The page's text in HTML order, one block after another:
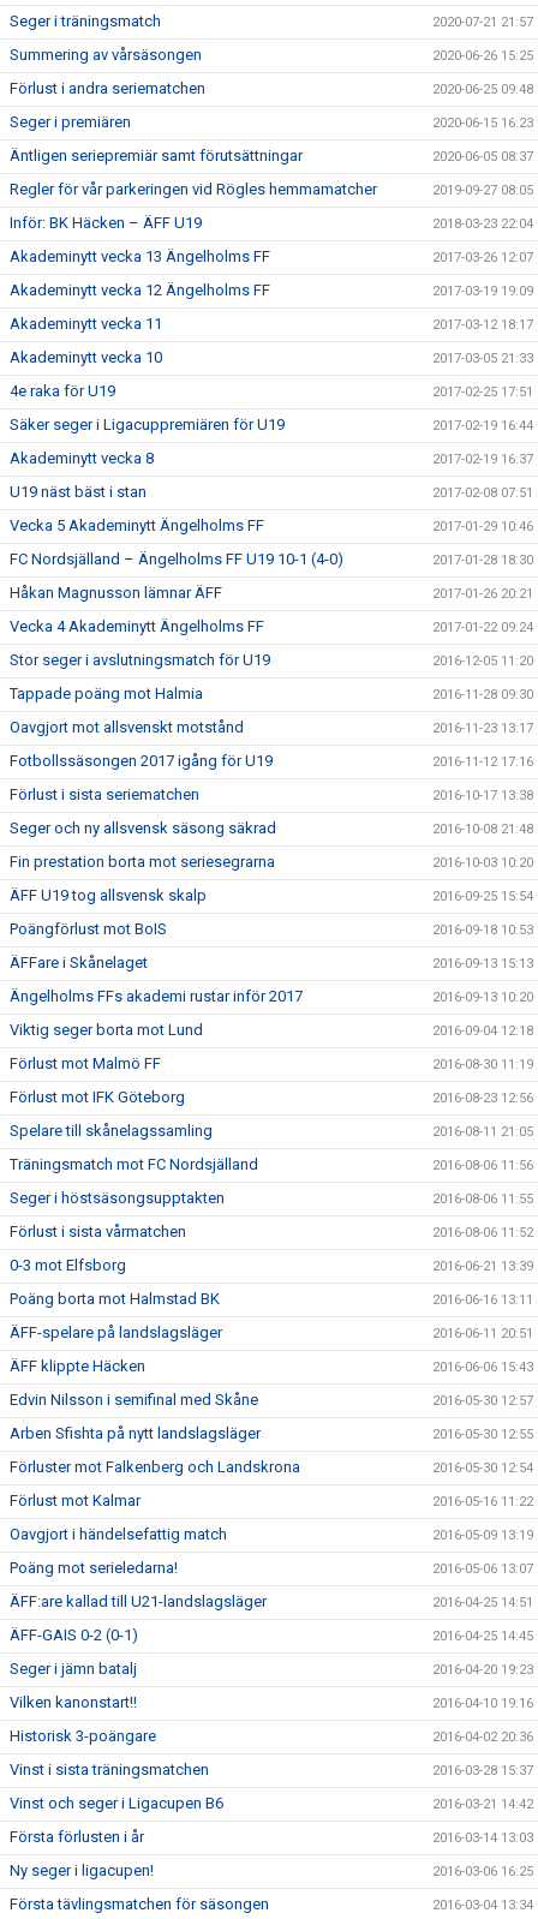
Seger i träningsmatch 2020-07-21 21:57
Summering av vårsäsongen 2020-06-26 15:25
Förlust i andra seriematchen 2020-06-25 09:48
Seger i premiären 2020-06-15 16:23
Äntligen seriepremiär samt förutsättningar 2020-06-05 08:37
Regler för vår parkeringen vid Rögles hemmamatcher 2019-09-27 08:05
Inför: BK Häcken – ÄFF U19 2018-03-23 22:04
Akademinytt vecka 13 Ängelholms FF 2017-03-26 12:07
Akademinytt vecka 12 Ängelholms FF 2017-03-19 19:09
Akademinytt vecka 11 2017-03-12 18:17
Akademinytt vecka 10 2017-03-05 21:33
4e raka för U19 2017-02-25 17:51
Säker seger i Ligacuppremiären för U19 2017-02-19 16:44
Akademinytt vecka 8 2017-02-19 16:37
U19 näst bäst i stan 2017-02-08 07:51
Vecka 5 Akademinytt Ängelholms FF 2017-01-29 10:46
FC Nordsjälland – Ängelholms FF U19 10-1 (4-0) 2017-01-28 18:30
Håkan Magnusson lämnar ÄFF 2017-01-26 20:21
Vecka 4 Akademinytt Ängelholms FF 2017-01-22 09:24
Stor seger i avslutningsmatch för U19 2016-12-05 11:20
Tappade poäng mot Halmia 2016-11-28 09:30
Oavgjort mot allsvenskt motstånd 2016-11-23 13:17
Fotbollssäsongen 2017 igång för U19 2016-11-12 17:16
Förlust i sista seriematchen 2016-10-17 13:38
Seger och ny allsvensk säsong säkrad 2016-10-08 21:48
Fin prestation borta mot seriesegrarna 2016-10-03 10:20
ÄFF U19 tog allsvensk skalp 2016-09-25 15:54
Poängförlust mot BoIS 2016-09-18 10:53
ÄFFare i Skånelaget 2016-09-13 15:13
Ängelholms FFs akademi rustar inför 2017 2016-09-13 10:20
Viktig seger borta mot Lund 2016-09-04 12:18
Förlust mot Malmö FF 2016-08-30 11:19
Förlust mot IFK Göteborg 2016-08-23 12:56
Spelare till skånelagssamling 2016-08-11 21:05
Träningsmatch mot FC Nordsjälland 2016-08-06 11:56
Seger i höstsäsongsupptakten 2016-08-06 11:55
Förlust i sista vårmatchen 2016-08-06 11:52
0-3 mot Elfsborg 2016-06-21 13:39
Poäng borta mot Halmstad BK 2016-06-16 13:11
ÄFF-spelare på landslagsläger 2016-06-11 20:51
ÄFF klippte Häcken 2016-06-06 15:43
Edvin Nilsson i semifinal med Skåne 2016-05-30 12:57
Arben Sfishta på nytt landslagsläger 2016-05-30 12:55
Förluster mot Falkenberg och Landskrona 2016-05-30 12:54
Förlust mot Kalmar 2016-05-16 11:22
Oavgjort i händelsefattig match 2016-05-09 13:19
Poäng mot serieledarna! 2016-05-06 13:07
ÄFF:are kallad till U21-landslagsläger 2016-04-25 14:51
ÄFF-GAIS 0-2 (0-1) 2016-04-25 14:45
Seger i jämn batalj 2016-04-20 19:23
Vilken kanonstart!! 2016-04-10 19:16
Historisk 3-poängare 2016-04-02 20:36
Vinst i sista träningsmatchen 2016-03-28 15:37
Vinst och seger i Ligacupen B6 2016-03-21 14:42
Första förlusten i år 2016-03-14 13:03
Ny seger i ligacupen! 2016-03-06 16:25
Första tävlingsmatchen för säsongen 2016-03-04 13:34